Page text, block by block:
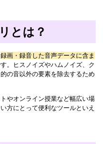
とは？
録画・録音した音声データに含ま
。ヒスノイズやハムノイズ、ク
の音以外の要素を除去するため
やオンライン授業など幅広い場
方にとって便利なツールといえ